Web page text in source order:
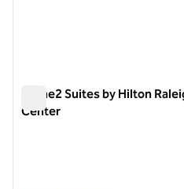
Home2 Suites by Hilton
Center